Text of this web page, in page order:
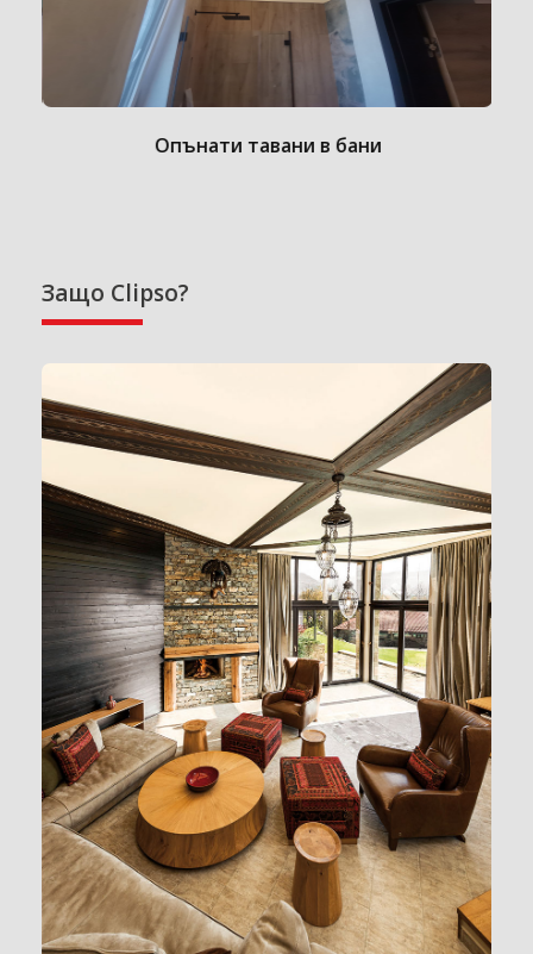
Опънати тавани в бани
Защо Clipso?